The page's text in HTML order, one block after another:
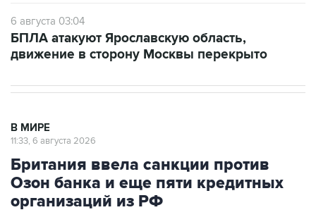
6 августа 03:04
БПЛА атакуют Ярославскую область,
движение в сторону Москвы перекрыто
В МИРЕ
11:33, 6 августа 2026
Британия ввела санкции против
Озон банка и еще пяти кредитных
организаций из РФ